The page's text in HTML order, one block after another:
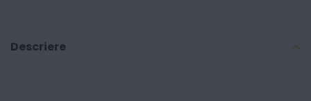
Descriere